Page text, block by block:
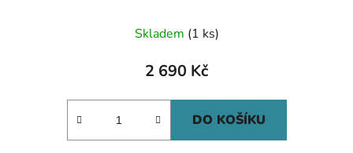
Skladem (1 ks)
2 690 Kč
DO KOŠÍKU